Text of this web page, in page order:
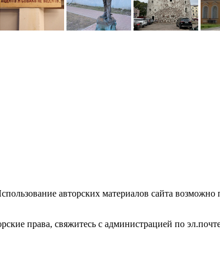
авторских материалов сайта возможно
права, свяжитесь с администрацией по